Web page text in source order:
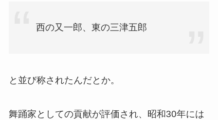
西の又一郎、東の三津五郎
と並び称されたんだとか。
舞踊家としての貢献が評価され、昭和30年には